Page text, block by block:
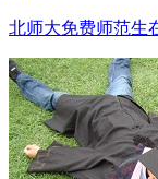
北师大免费师范生